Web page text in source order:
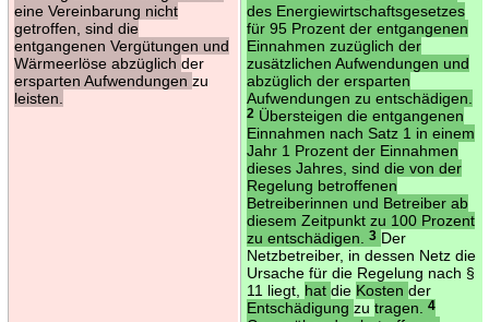
eine Vereinbarung nicht
getroffen, sind die
entgangenen Vergütungen und
Wärmeerlöse abzüglich der
ersparten Aufwendungen zu
leisten.
des Energiewirtschaftsgesetzes
für 95 Prozent der entgangenen
Einnahmen zuzüglich der
zusätzlichen Aufwendungen und
abzüglich der ersparten
Aufwendungen zu entschädigen.
2Übersteigen die entgangenen
Einnahmen nach Satz 1 in einem
Jahr 1 Prozent der Einnahmen
dieses Jahres, sind die von der
Regelung betroffenen
Betreiberinnen und Betreiber ab
diesem Zeitpunkt zu 100 Prozent
zu entschädigen.
3 Der
Netzbetreiber, in dessen Netz die
Ursache für die Regelung nach §
11 liegt, hat die Kosten der
Entschädigung zu tragen. 4